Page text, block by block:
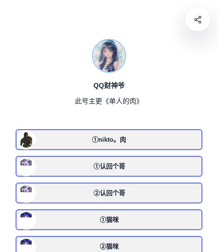
QQ财神爷
此号主更《单人的肉》
①nikto。肉
①认回个哥
②认回个哥
①猫咪
②猫咪